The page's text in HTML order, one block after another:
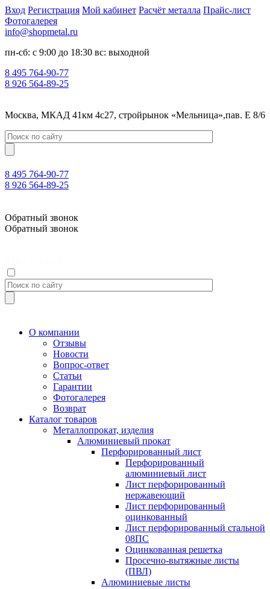
Вход Регистрация Мой кабинет Расчёт металла Прайс-лист
Фотогалерея
info@shopmetal.ru
пн-сб: с 9:00 до 18:30 вс: выходной
8 495 764-90-77
8 926 564-89-25
Москва, МКАД 41км 4с27, стройрынок «Мельница»,пав. Е 8/6
8 495 764-90-77
8 926 564-89-25
Обратный звонок
Обратный звонок
О компании
Отзывы
Новости
Вопрос-ответ
Статьи
Гарантии
Фотогалерея
Возврат
Каталог товаров
Металлопрокат, изделия
Алюминиевый прокат
Перфорированный лист
Перфорированный
алюминиевый лист
Лист перфорированный
нержавеющий
Лист перфорированный
оцинкованный
Лист перфорированный стальной
08ПС
Оцинкованная решетка
Просечно-вытяжные листы
(ПВЛ)
Алюминиевые листы